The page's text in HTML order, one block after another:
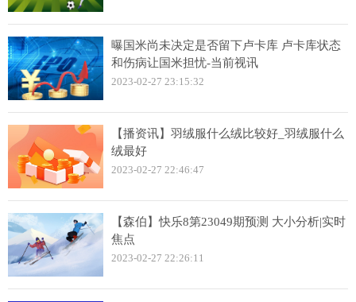
曝国米尚未决定是否留下卢卡库 卢卡库状态
和伤病让国米担忧-当前视讯
2023-02-27 23:15:32
【播资讯】羽绒服什么绒比较好_羽绒服什么
绒最好
2023-02-27 22:46:47
【森伯】快乐8第23049期预测 大小分析|实时
焦点
2023-02-27 22:26:11